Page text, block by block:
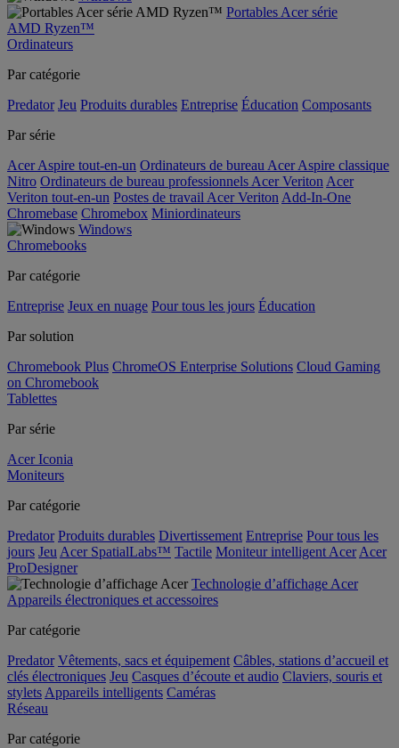
Portables Acer série
AMD Ryzen™
Ordinateurs
Par catégorie
Predator Jeu Produits durables Entreprise Éducation Composants
Par série
Acer Aspire tout-en-un Ordinateurs de bureau Acer Aspire classique
Nitro Ordinateurs de bureau professionnels Acer Veriton Acer
Veriton tout-en-un Postes de travail Acer Veriton Add-In-One
Chromebase Chromebox Miniordinateurs
Windows
Chromebooks
Par catégorie
Entreprise Jeux en nuage Pour tous les jours Éducation
Par solution
Chromebook Plus ChromeOS Enterprise Solutions Cloud Gaming
on Chromebook
Tablettes
Par série
Acer Iconia
Moniteurs
Par catégorie
Predator Produits durables Divertissement Entreprise Pour tous les
jours Jeu Acer SpatialLabs™ Tactile Moniteur intelligent Acer Acer
ProDesigner
Technologie d’affichage Acer
Appareils électroniques et accessoires
Par catégorie
Predator Vêtements, sacs et équipement Câbles, stations d’accueil et
clés électroniques Jeu Casques d’écoute et audio Claviers, souris et
stylets Appareils intelligents Caméras
Réseau
Par catégorie